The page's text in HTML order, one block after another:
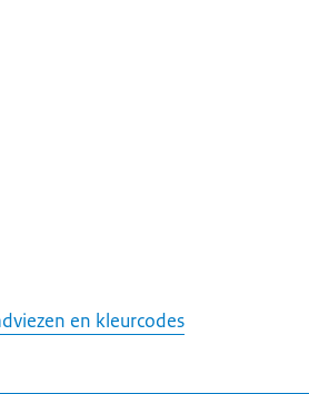
en kleurcodes